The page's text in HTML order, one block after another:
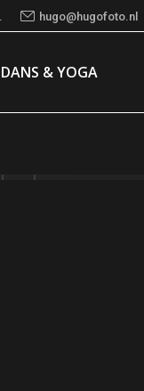
hugo@hugofoto.nl
DANS & YOGA